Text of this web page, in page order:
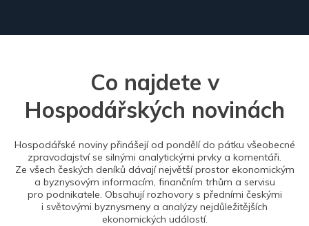
Co najdete v
Hospodářských novinách
Hospodářské noviny přinášejí od pondělí do pátku všeobecné
zpravodajství se silnými analytickými prvky a komentáři.
Ze všech českých deníků dávají největší prostor ekonomickým
a byznysovým informacím, finančním trhům a servisu
pro podnikatele. Obsahují rozhovory s předními českými
i světovými byznysmeny a analýzy nejdůležitějších
ekonomických událostí.